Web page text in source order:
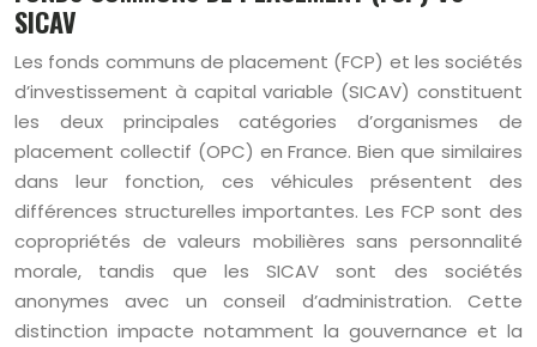
SICAV
Les fonds communs de placement (FCP) et les sociétés
d’investissement à capital variable (SICAV) constituent
les deux principales catégories d’organismes de
placement collectif (OPC) en France. Bien que similaires
dans leur fonction, ces véhicules présentent des
différences structurelles importantes. Les FCP sont des
copropriétés de valeurs mobilières sans personnalité
morale, tandis que les SICAV sont des sociétés
anonymes avec un conseil d’administration. Cette
distinction impacte notamment la gouvernance et la